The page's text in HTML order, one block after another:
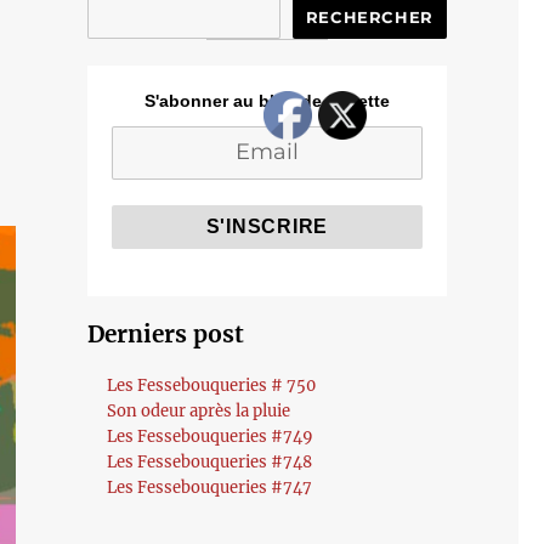
RECHERCHER
S'abonner au blog de Cozette
Derniers post
Les Fessebouqueries # 750
Son odeur après la pluie
Les Fessebouqueries #749
Les Fessebouqueries #748
Les Fessebouqueries #747